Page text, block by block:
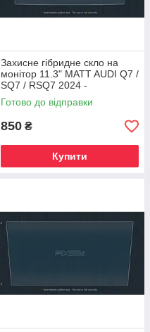
Захисне гібридне скло на
монітор 11.3" MATT AUDI Q7 /
SQ7 / RSQ7 2024 -
Готово до відправки
850 ₴
Купити